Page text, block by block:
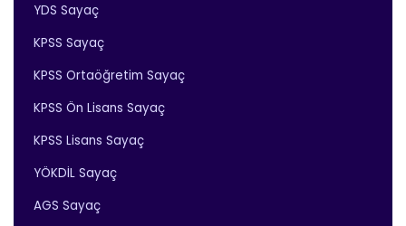
YDS Sayaç
KPSS Sayaç
KPSS Ortaöğretim Sayaç
KPSS Ön Lisans Sayaç
KPSS Lisans Sayaç
YÖKDİL Sayaç
AGS Sayaç